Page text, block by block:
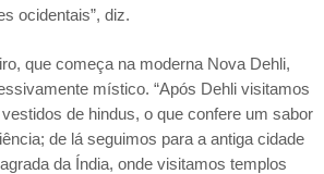
ocidentais”, diz.
que começa na moderna Nova Dehli,
místico. “Após Dehli visitamos
de hindus, o que confere um sabor
de lá seguimos para a antiga cidade
da Índia, onde visitamos templos